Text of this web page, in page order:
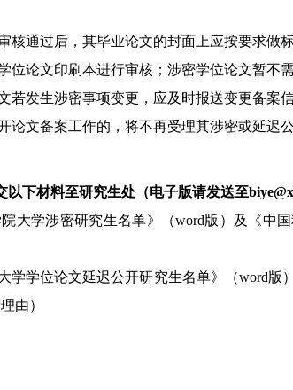
核通过后，其毕业论文的封面上应按要求做标
位论文印刷本进行审核；涉密学位论文暂不
若发生涉密事项变更，应及时报送变更备案信
论文备案工作的，将不再受理其涉密或延迟
以下材料至研究生处（电子版请发送至
大学涉密研究生名单》（word版）及《中
学学位论文延迟公开研究生名单》（word版
由）